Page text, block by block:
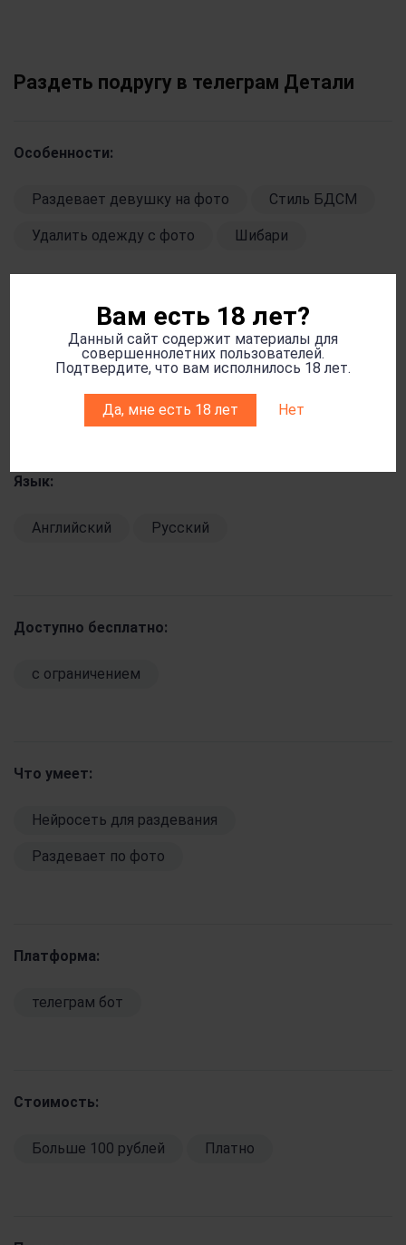
Вам есть 18 лет?
Данный сайт содержит материалы для
совершеннолетних пользователей.
Подтвердите, что вам исполнилось 18 лет.
Да, мне есть 18 лет Нет
Раздеть подругу в телеграм Детали
Особенности:
Раздевает девушку на фото Стиль БДСМ
Удалить одежду с фото Шибари
Валюта:
RUB
Язык:
Английский Русский
Доступно бесплатно:
c ограничением
Что умеет:
Нейросеть для раздевания
Раздевает по фото
Платформа:
телеграм бот
Стоимость:
Больше 100 рублей Платно